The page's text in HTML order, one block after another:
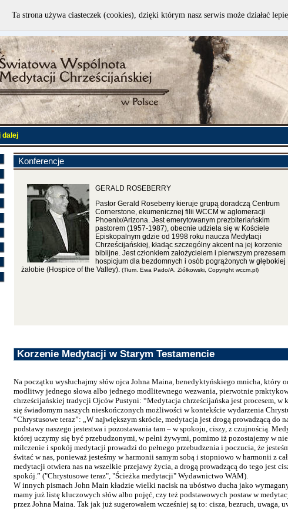
dalej
Konferencje
GERALD ROSEBERRY
Pastor Gerald Roseberry kieruje grupą doradczą Centrum
Cornerstone, ekumenicznej filii WCCM w aglomeracji
Phoenix/Arizona. Jest emerytowanym prezbiteriańskim
pastorem (1957-1987), obecnie udziela się w Kościele
Episkopalnym gdzie od 1998 roku naucza Medytacji
Chrześcijańskiej, kładąc szczególny akcent na jej korzenie
biblijne. Jest członkiem założycielem i pierwszym prezesem
hospicjum dla bezdomnych i osób pogrążonych w głębokiej
żałobie (Hospice of the Valley). (Tłum. Ewa Pado/A. Ziółkowski, Copyright wccm.pl)
Korzenie Medytacji w Starym Testamencie
Na początku wysłuchajmy słów ojca Johna Maina, benedyktyńskiego mnicha, który
modlitwy jednego słowa albo jednego modlitewnego wezwania, pierwotnie
chrześcijańskiej tradycji Ojców Pustyni: “Medytacja chrześcijańska jest procesem, w
się świadomym naszych nieskończonych możliwości w kontekście wydarzenia
“Chrystusowe teraz”: „W największym skrócie, medytacja jest drogą prowadzącą do
podstawy naszego jestestwa i pozostawania tam – w spokoju, ciszy, z czujnością.
której uczymy się być przebudzonymi, w pełni żywymi, pomimo iż pozostajemy w
milczenie i spokój medytacji prowadzi do pełnego przebudzenia i poczucia, że
świtać w nas, ponieważ jesteśmy w harmonii samym sobą i stopniowo w harmonii z
medytacji otwiera nas na wszelkie przejawy życia, a drogą prowadzącą do tego jest
spokój.” ("Chrystusowe teraz", "Ścieżka medytacji" Wydawnictwo WAM).
W innych pismach John Main kładzie wielki nacisk na ubóstwo ducha jako
mamy już listę kluczowych słów albo pojęć, czy też podstawowych postaw w
przez Johna Maina. Tak jak już sugerowałem wcześniej są to: cisza, bezruch, uwaga,
Ta strona używa ciasteczek (cookies), dzięki którym nasz serwis może działać